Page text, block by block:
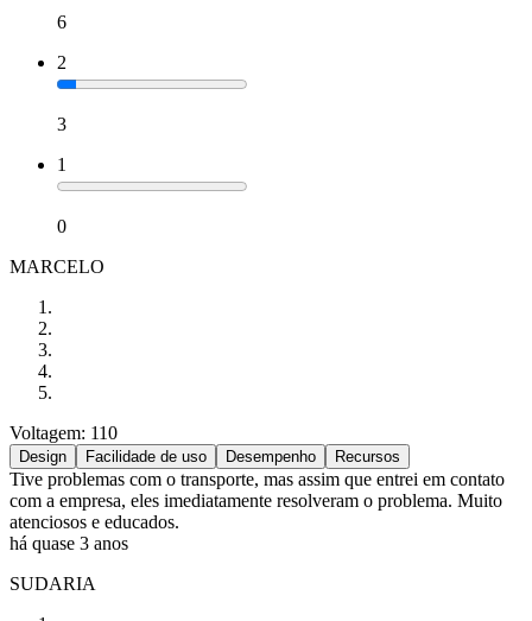
6
2
3
1
0
MARCELO
Voltagem: 110
Design Facilidade de uso Desempenho Recursos
Tive problemas com o transporte, mas assim que entrei em contato
com a empresa, eles imediatamente resolveram o problema. Muito
atenciosos e educados.
há quase 3 anos
SUDARIA